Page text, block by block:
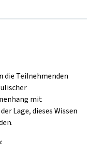
die Teilnehmenden
mit
Lage, dieses Wissen